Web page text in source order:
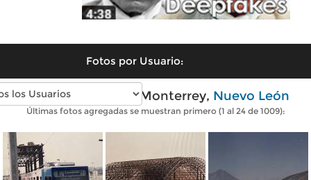
Fotos por Usuario:
Fotos antiguas de Monterrey, Nuevo León
Últimas fotos agregadas se muestran primero (1 al 24 de 1009):